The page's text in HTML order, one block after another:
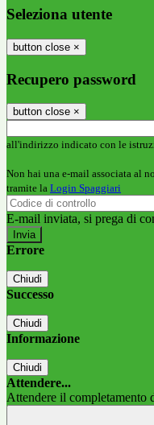
Seleziona utente
button close ×
Recupero password
button close ×
all'indirizzo indicato con le
Non hai una e-mail associata al
tramite la Login Spaggiari
E-mail inviata, si prega di
Errore
Chiudi
Successo
Chiudi
Informazione
Chiudi
Attendere...
Attendere il completamento